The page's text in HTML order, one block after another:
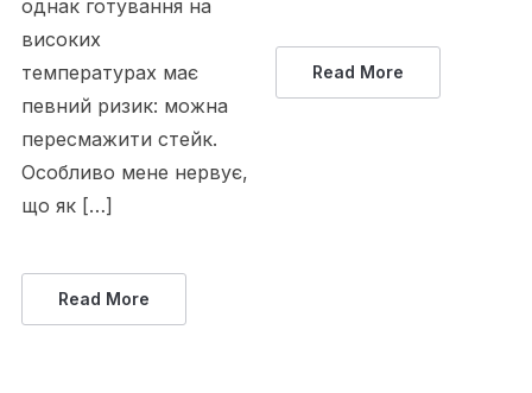
однак готування на
високих
температурах має
певний ризик: можна
пересмажити стейк.
Особливо мене нервує,
що як […]
Read More
Read More